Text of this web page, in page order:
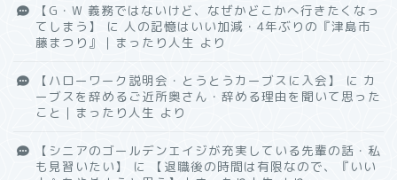
【G・W 義務ではないけど、なぜかどこかへ行きたくなっ
てしまう】
に 人の記憶はいい加減・4年ぶりの『津島市
藤まつり』｜まったり人生 より
【ハローワーク説明会・とうとうカーブスに入会】 に カ
ーブスを辞めるご近所奥さん・辞める理由を聞いて思った
こと｜まったり人生 より
【シニアのゴールデンエイジが充実している先輩の話・私
も見習いたい】
に
【退職後の時間は有限なので、『いい